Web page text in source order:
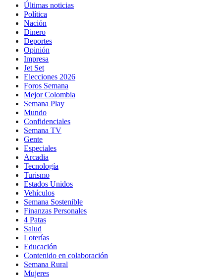
Últimas noticias
Política
Nación
Dinero
Deportes
Opinión
Impresa
Jet Set
Elecciones 2026
Foros Semana
Mejor Colombia
Semana Play
Mundo
Confidenciales
Semana TV
Gente
Especiales
Arcadia
Tecnología
Turismo
Estados Unidos
Vehículos
Semana Sostenible
Finanzas Personales
4 Patas
Salud
Loterías
Educación
Contenido en colaboración
Semana Rural
Mujeres